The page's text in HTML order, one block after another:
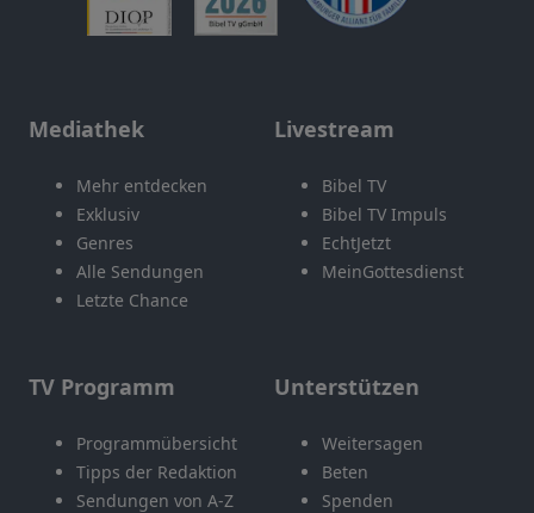
Mediathek
Mehr entdecken
Exklusiv
Genres
Alle Sendungen
Letzte Chance
Livestream
Bibel TV
Bibel TV Impuls
EchtJetzt
MeinGottesdienst
TV Programm
Programmübersicht
Tipps der Redaktion
Sendungen von A-Z
Unterstützen
Weitersagen
Beten
Spenden